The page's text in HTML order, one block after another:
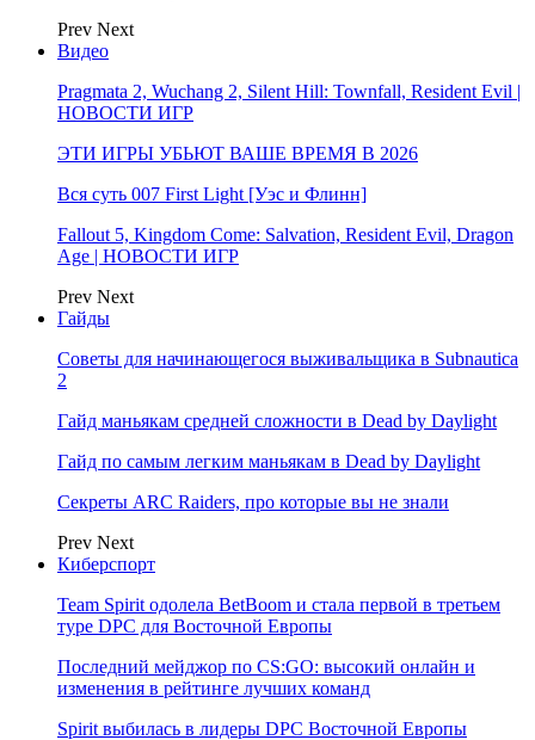
Prev Next
Видео
Pragmata 2, Wuchang 2, Silent Hill: Townfall, Resident Evil |
НОВОСТИ ИГР
ЭТИ ИГРЫ УБЬЮТ ВАШЕ ВРЕМЯ В 2026
Вся суть 007 First Light [Уэс и Флинн]
Fallout 5, Kingdom Come: Salvation, Resident Evil, Dragon
Age | НОВОСТИ ИГР
Prev Next
Гайды
Советы для начинающегося выживальщика в Subnautica
2
Гайд маньякам средней сложности в Dead by Daylight
Гайд по самым легким маньякам в Dead by Daylight
Секреты ARC Raiders, про которые вы не знали
Prev Next
Киберспорт
Team Spirit одолела BetBoom и стала первой в третьем
туре DPC для Восточной Европы
Последний мейджор по CS:GO: высокий онлайн и
изменения в рейтинге лучших команд
Spirit выбилась в лидеры DPC Восточной Европы